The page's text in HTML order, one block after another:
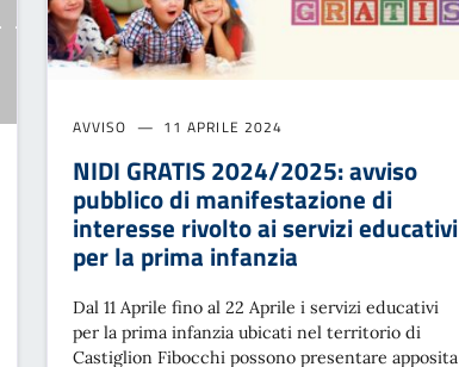
AVVISO 11 APRILE 2024
NIDI GRATIS 2024/2025: avviso
pubblico di manifestazione di
interesse rivolto ai servizi educativi
per la prima infanzia
Dal 11 Aprile fino al 22 Aprile i servizi educativi
per la prima infanzia ubicati nel territorio di
Castiglion Fibocchi possono presentare apposita